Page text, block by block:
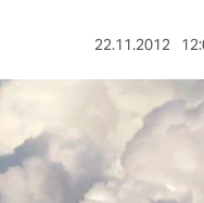
22.11.2012